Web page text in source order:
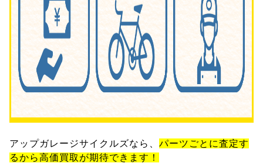
アップガレージサイクルズなら、 パーツごとに査定す
るから高価買取が期待できます！